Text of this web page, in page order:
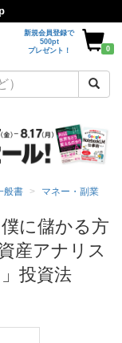
新規会員登録で
500pt
プレゼント！
0
般書 マネー・副業
に儲かる方
産アナリス
投資法